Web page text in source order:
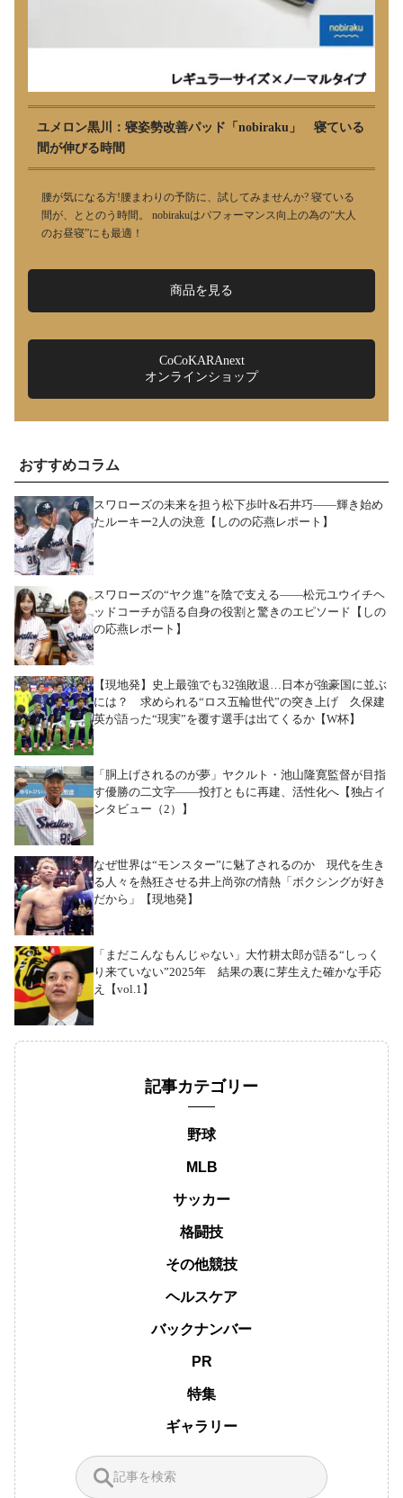
ユメロン黒川：寝姿勢改善パッド「nobiraku」 寝ている
間が伸びる時間
腰が気になる方!腰まわりの予防に、試してみませんか? 寝ている
間が、ととのう時間。 nobirakuはパフォーマンス向上の為の“大人
のお昼寝”にも最適！
商品を見る
CoCoKARAnext
オンラインショップ
おすすめコラム
スワローズの未来を担う松下歩叶&石井巧――輝き始め
たルーキー2人の決意【しのの応燕レポート】
スワローズの“ヤク進”を陰で支える――松元ユウイチヘ
ッドコーチが語る自身の役割と驚きのエピソード【しの
の応燕レポート】
【現地発】史上最強でも32強敗退…日本が強豪国に並ぶ
には？ 求められる“ロス五輪世代”の突き上げ 久保建
英が語った“現実”を覆す選手は出てくるか【W杯】
「胴上げされるのが夢」ヤクルト・池山隆寛監督が目指
す優勝の二文字――投打ともに再建、活性化へ【独占イ
ンタビュー（2）】
なぜ世界は“モンスター”に魅了されるのか 現代を生き
る人々を熱狂させる井上尚弥の情熱「ボクシングが好き
だから」【現地発】
「まだこんなもんじゃない」大竹耕太郎が語る“しっく
り来ていない”2025年 結果の裏に芽生えた確かな手応
え【vol.1】
記事カテゴリー
野球
MLB
サッカー
格闘技
その他競技
ヘルスケア
バックナンバー
PR
特集
ギャラリー